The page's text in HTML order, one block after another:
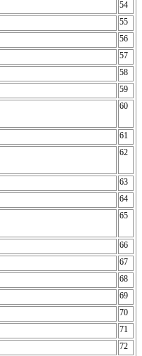
54
55
56
57
58
59
60
61
62
63
64
65
66
67
68
69
70
71
72